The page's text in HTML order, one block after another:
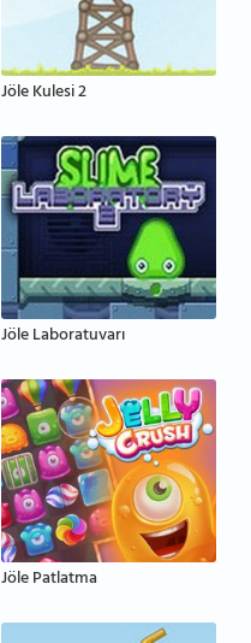
Jöle Kulesi 2
Jöle Laboratuvarı
Jöle Patlatma